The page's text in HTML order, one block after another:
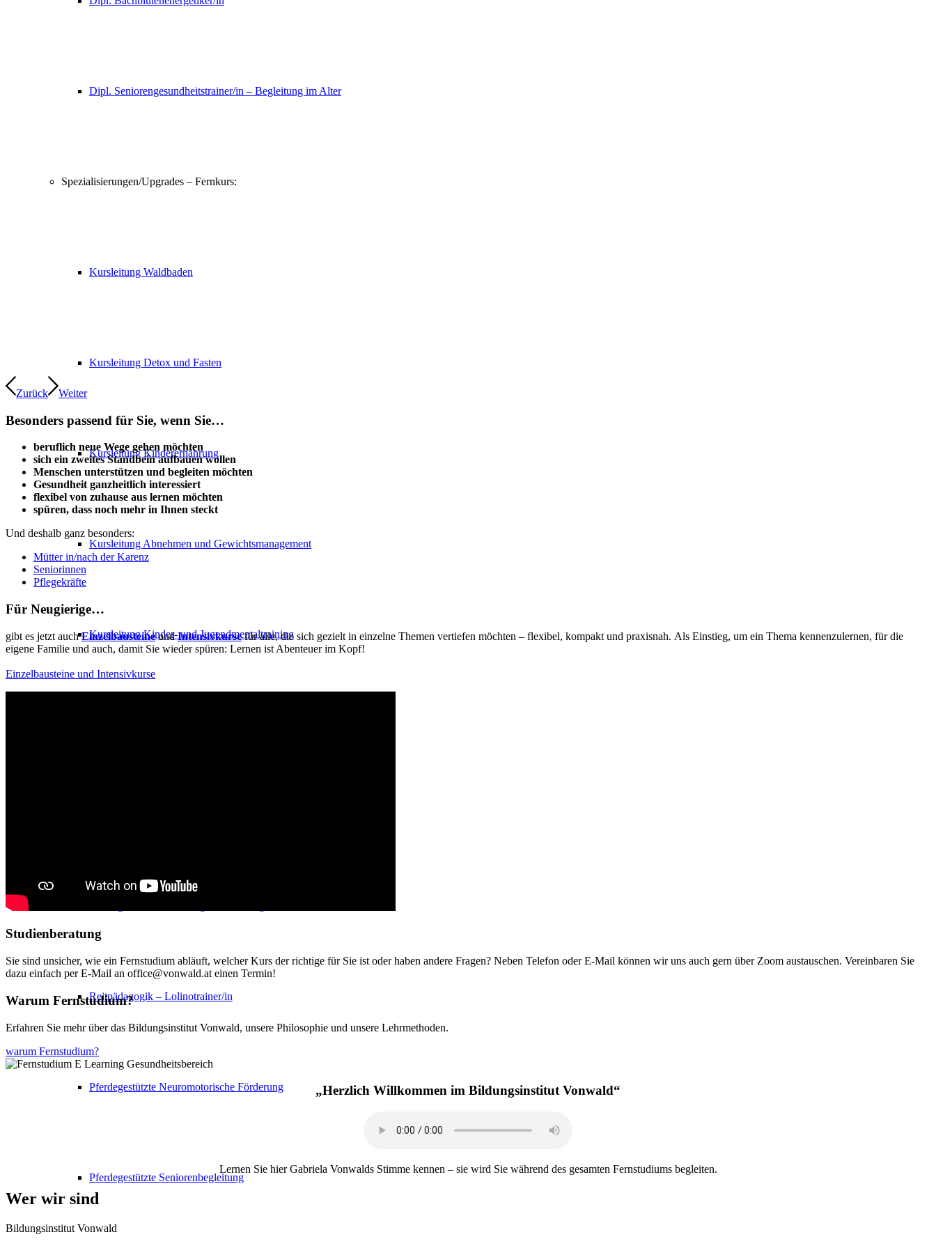
Dipl. Seniorengesundheitstrainer/in – Begleitung im Alter
Spezialisierungen/Upgrades – Fernkurs:
Kursleitung Waldbaden
Kursleitung Detox und Fasten
Kursleitung Kinderernährung
Kursleitung Abnehmen und Gewichtsmanagement
Kursleitung Kinder- und Jugendmentaltraining
Reitpädagogik – Lolinotrainer/in
Pferdegestützte Neuromotorische Förderung
Pferdegestützte Seniorenbegleitung
Zurück Weiter
Besonders passend für Sie, wenn Sie…
beruflich neue Wege gehen möchten
sich ein zweites Standbein aufbauen wollen
Menschen unterstützen und begleiten möchten
Gesundheit ganzheitlich interessiert
flexibel von zuhause aus lernen möchten
spüren, dass noch mehr in Ihnen steckt
Und deshalb ganz besonders:
Mütter in/nach der Karenz
Seniorinnen
Pflegekräfte
Für Neugierige…
gibt es jetzt auchEinzelbausteineundIntensivkursefür alle, die sich gezielt in einzelne Themen vertiefen möchten – flexibel, kompakt und praxisnah. Als Einstieg, um ein Thema kennenzulernen, für die
eigene Familie und auch, damit Sie wieder spüren: Lernen ist Abenteuer im Kopf!
Einzelbausteine und Intensivkurse
Studienberatung
Sie sind unsicher, wie ein Fernstudium abläuft, welcher Kurs der richtige für Sie ist oder haben andere Fragen? Neben Telefon oder E-Mail können wir uns auch gern über Zoom austauschen. Vereinbaren Sie
dazu einfach per E-Mail an office@vonwald.at einen Termin!
Warum Fernstudium?
Erfahren Sie mehr über das Bildungsinstitut Vonwald, unsere Philosophie und unsere Lehrmethoden.
warum Fernstudium?
„Herzlich Willkommen im Bildungsinstitut Vonwald“
Lernen Sie hier Gabriela Vonwalds Stimme kennen – sie wird Sie während des gesamten Fernstudiums begleiten.
Wer wir sind
Bildungsinstitut Vonwald